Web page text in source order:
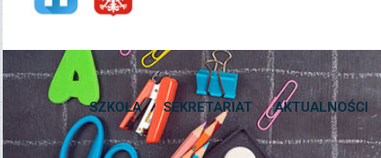
SZKOŁA SEKRETARIAT AKTUALNOŚCI